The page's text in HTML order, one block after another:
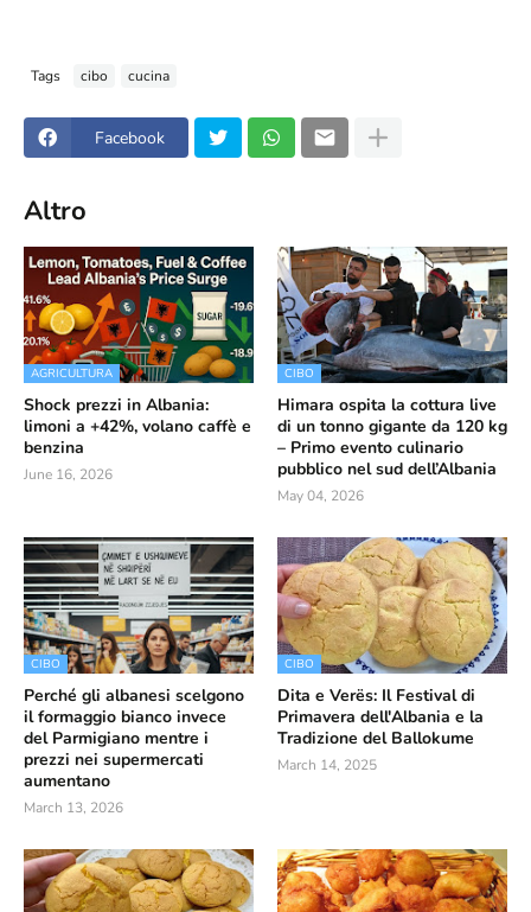
Tags cibo cucina
Facebook
Altro
AGRICULTURA
Shock prezzi in Albania:
limoni a +42%, volano caffè e
benzina
June 16, 2026
CIBO
Himara ospita la cottura live
di un tonno gigante da 120 kg
– Primo evento culinario
pubblico nel sud dell’Albania
May 04, 2026
CIBO
Perché gli albanesi scelgono
il formaggio bianco invece
del Parmigiano mentre i
prezzi nei supermercati
aumentano
March 13, 2026
CIBO
Dita e Verës: Il Festival di
Primavera dell'Albania e la
Tradizione del Ballokume
March 14, 2025